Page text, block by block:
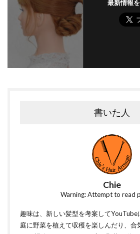
最新情報
書いた人
Chie
Warning: Attempt to read
趣味は、新しい髪型を考案してYouTube
庭に野菜を植えて収穫を楽しんだり、合